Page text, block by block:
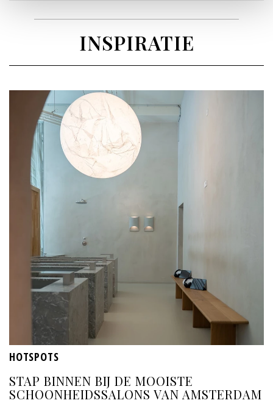
INSPIRATIE
HOTSPOTS
STAP BINNEN BIJ DE MOOISTE
SCHOONHEIDSSALONS VAN AMSTERDAM